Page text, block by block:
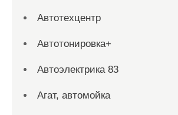
Автотехцентр
Автотонировка+
Автоэлектрика 83
Агат, автомойка